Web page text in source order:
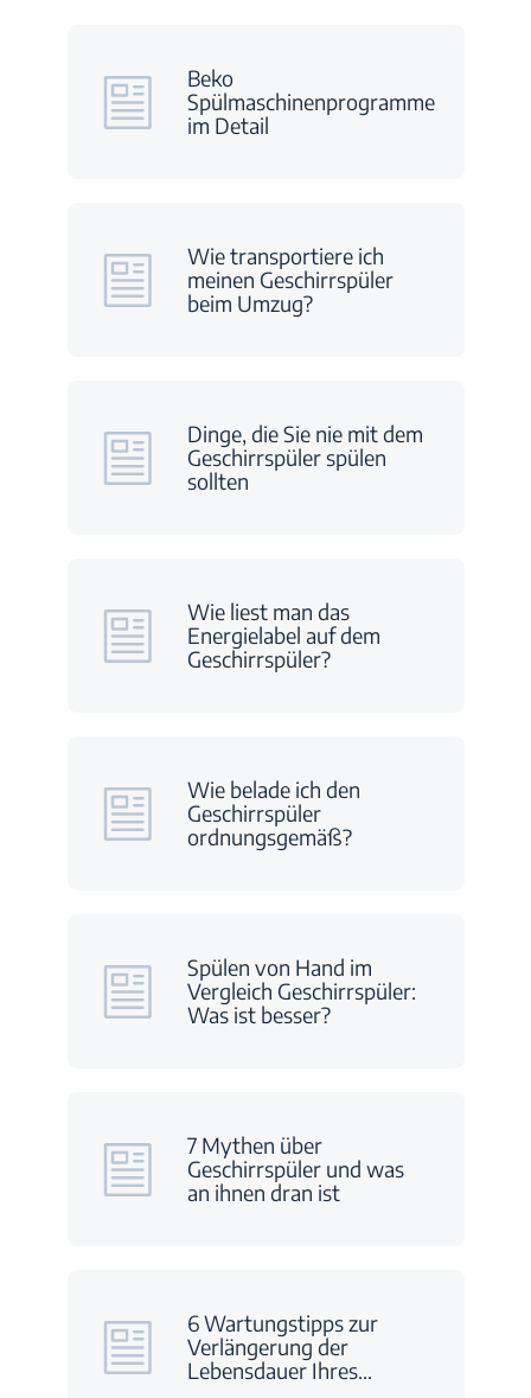
Beko
Spülmaschinenprogramme
im Detail
Wie transportiere ich
meinen Geschirrspüler
beim Umzug?
Dinge, die Sie nie mit dem
Geschirrspüler spülen
sollten
Wie liest man das
Energielabel auf dem
Geschirrspüler?
Wie belade ich den
Geschirrspüler
ordnungsgemäß?
Spülen von Hand im
Vergleich Geschirrspüler:
Was ist besser?
7 Mythen über
Geschirrspüler und was
an ihnen dran ist
6 Wartungstipps zur
Verlängerung der
Lebensdauer Ihres…